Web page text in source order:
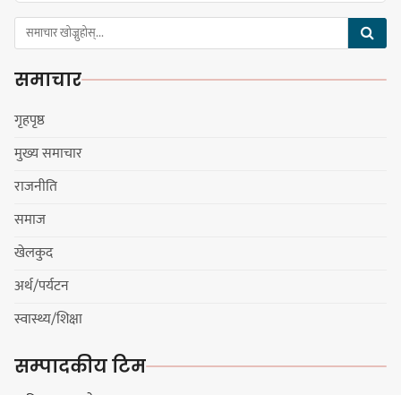
समाचार
गृहपृष्ठ
मुख्य समाचार
राजनीति
समाज
खेलकुद
अर्थ/पर्यटन
स्वास्थ्य/शिक्षा
सम्पादकीय टिम